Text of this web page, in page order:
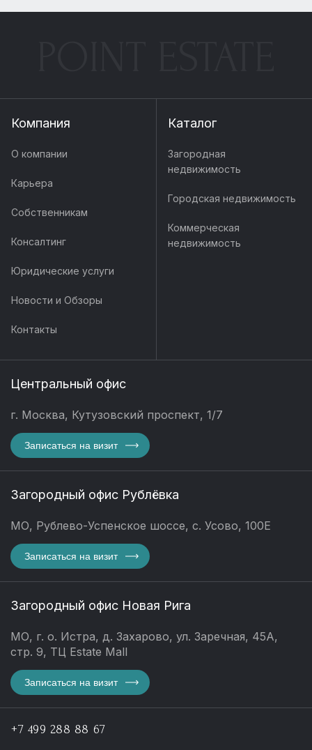
Компания
О компании
Карьера
Собственникам
Консалтинг
Юридические услуги
Новости и Обзоры
Контакты
Каталог
Загородная
недвижимость
Городская недвижимость
Коммерческая
недвижимость
Центральный офис
г. Москва, Кутузовский проспект, 1/7
Записаться на визит
Загородный офис Рублёвка
МО, Рублево-Успенское шоссе, с. Усово, 100Е
Записаться на визит
Загородный офис Новая Рига
МО, г. о. Истра, д. Захарово, ул. Заречная, 45А,
стр. 9, ТЦ Estate Mall
Записаться на визит
+7 499 288 88 67